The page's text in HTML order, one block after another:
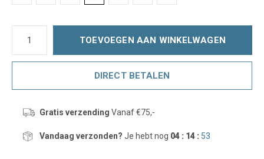
TOEVOEGEN AAN WINKELWAGEN
DIRECT BETALEN
Gratis verzending Vanaf €75,-
Vandaag verzonden? Je hebt nog 04 : 14 : 53